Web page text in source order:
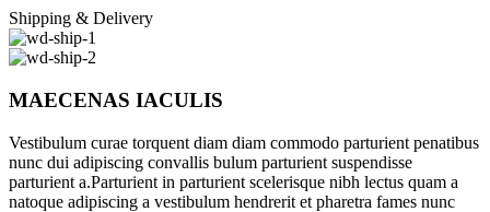
Shipping & Delivery
MAECENAS IACULIS
Vestibulum curae torquent diam diam commodo parturient penatibus
nunc dui adipiscing convallis bulum parturient suspendisse
parturient a.Parturient in parturient scelerisque nibh lectus quam a
natoque adipiscing a vestibulum hendrerit et pharetra fames nunc